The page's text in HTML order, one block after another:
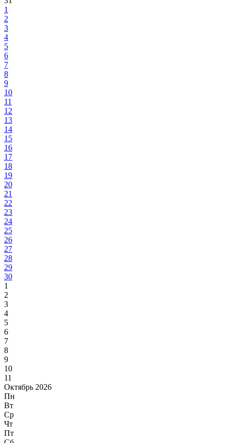
1
2
3
4
5
6
7
8
9
10
11
12
13
14
15
16
17
18
19
20
21
22
23
24
25
26
27
28
29
30
1
2
3
4
5
6
7
8
9
10
11
Октябрь 2026
Пн
Вт
Ср
Чт
Пт